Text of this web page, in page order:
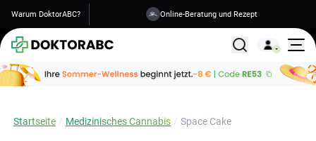
Warum DoktorABC? Versand in 1-2 Tagen
Alle
Startseite Medizinisches Cannabis Space Cake